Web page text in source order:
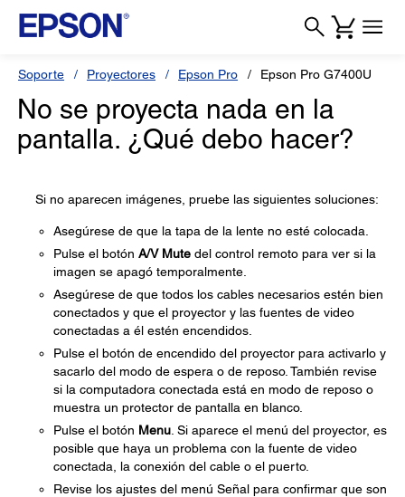
Soporte Proyectores Epson Pro Epson Pro G7400U
No se proyecta nada en la
pantalla. ¿Qué debo hacer?
Si no aparecen imágenes, pruebe las siguientes soluciones:
Asegúrese de que la tapa de la lente no esté colocada.
Pulse el botón A/V Mute del control remoto para ver si la
imagen se apagó temporalmente.
Asegúrese de que todos los cables necesarios estén bien
conectados y que el proyector y las fuentes de video
conectadas a él estén encendidos.
Pulse el botón de encendido del proyector para activarlo y
sacarlo del modo de espera o de reposo. También revise
si la computadora conectada está en modo de reposo o
muestra un protector de pantalla en blanco.
Pulse el botón Menu . Si aparece el menú del proyector, es
posible que haya un problema con la fuente de video
conectada, la conexión del cable o el puerto.
Revise los ajustes del menú Señal para confirmar que son